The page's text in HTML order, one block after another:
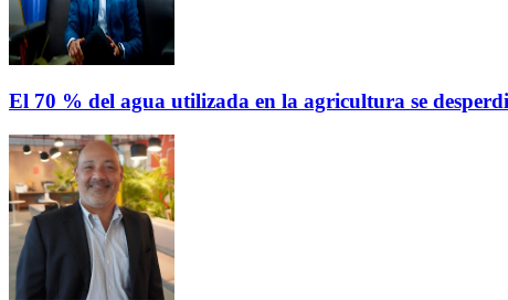
El 70 % del agua utilizada en la agricultura se